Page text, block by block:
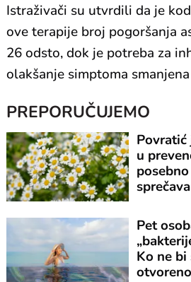
Istraživači su utvrdili da je
ove terapije broj pogoršanja
26 odsto, dok je potreba za
olakšanje simptoma
PREPORUČUJEMO
u
Pet
Ko ne bi